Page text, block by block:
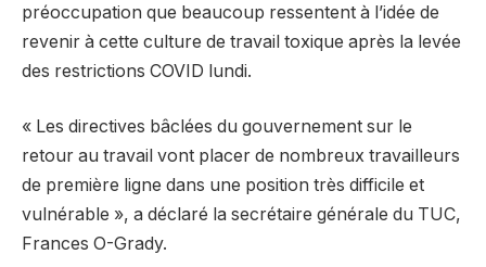
préoccupation que beaucoup ressentent à l’idée de
revenir à cette culture de travail toxique après la levée
des restrictions COVID lundi.
« Les directives bâclées du gouvernement sur le
retour au travail vont placer de nombreux travailleurs
de première ligne dans une position très difficile et
vulnérable », a déclaré la secrétaire générale du TUC,
Frances O-Grady.